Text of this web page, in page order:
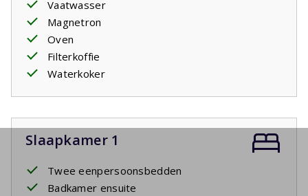
Vaatwasser
Magnetron
Oven
Filterkoffie
Waterkoker
Slaapkamer 1
Twee eenpersoonsbedden
Badkamer ensuite